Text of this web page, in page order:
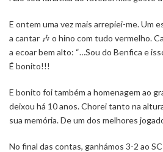
E ontem uma vez mais arrepiei-me. Um
a cantar 🎶 o hino com tudo vermelho.
a ecoar bem alto: “…Sou do Benfica e
É bonito!!!
E bonito foi também a homenagem ao
deixou há 10 anos. Chorei tanto na
sua memória. De um dos melhores
No final das contas, ganhámos 3-2 ao